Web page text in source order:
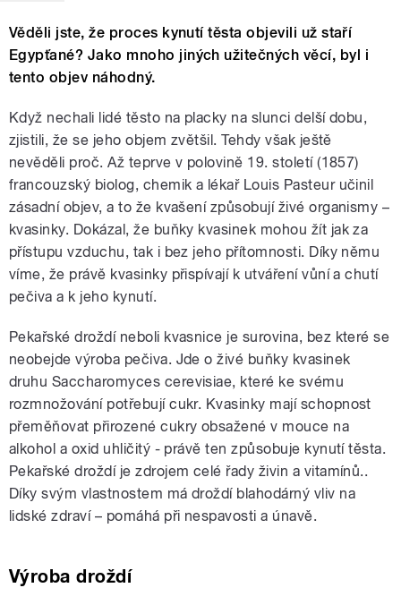
Věděli jste, že proces kynutí těsta objevili už staří
Egypťané? Jako mnoho jiných užitečných věcí, byl i
tento objev náhodný.
Když nechali lidé těsto na placky na slunci delší dobu,
zjistili, že se jeho objem zvětšil. Tehdy však ještě
nevěděli proč. Až teprve v polovině 19. století (1857)
francouzský biolog, chemik a lékař Louis Pasteur učinil
zásadní objev, a to že kvašení způsobují živé organismy –
kvasinky. Dokázal, že buňky kvasinek mohou žít jak za
přístupu vzduchu, tak i bez jeho přítomnosti. Díky němu
víme, že právě kvasinky přispívají k utváření vůní a chutí
pečiva a k jeho kynutí.
Pekařské droždí neboli kvasnice je surovina, bez které se
neobejde výroba pečiva. Jde o živé buňky kvasinek
druhu Saccharomyces cerevisiae, které ke svému
rozmnožování potřebují cukr. Kvasinky mají schopnost
přeměňovat přirozené cukry obsažené v mouce na
alkohol a oxid uhličitý - právě ten způsobuje kynutí těsta.
Pekařské droždí je zdrojem celé řady živin a vitamínů..
Díky svým vlastnostem má droždí blahodárný vliv na
lidské zdraví – pomáhá při nespavosti a únavě.
Výroba droždí